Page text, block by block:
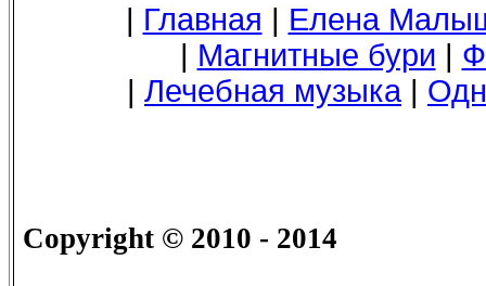
| Главная | Елена
| Магнитные бури |
| Лечебная музыка|
Copyright© 2010 - 2014